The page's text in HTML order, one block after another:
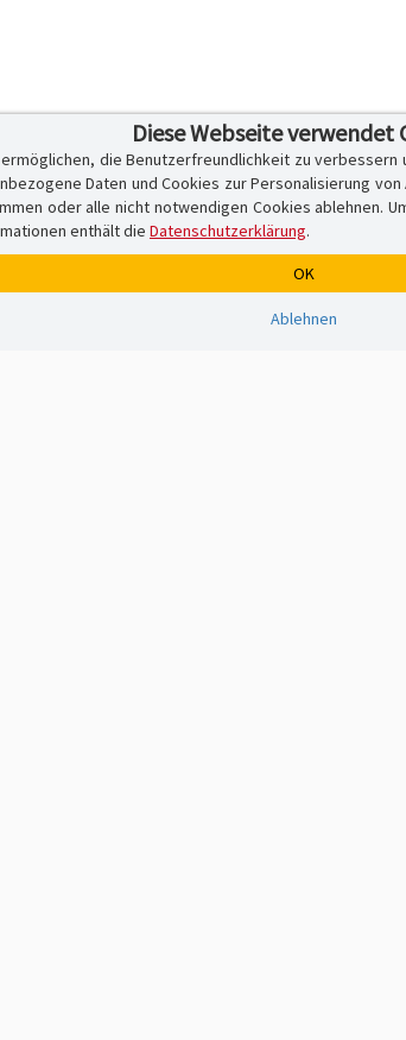
Diese Webseite verwendet
die Benutzerfreundlichkeit zu
Daten und Cookies zur Personalisierung
oder alle nicht notwendigen Cookies ablehnen.
enthält die Datenschutzerklärung.
OK
Ablehnen